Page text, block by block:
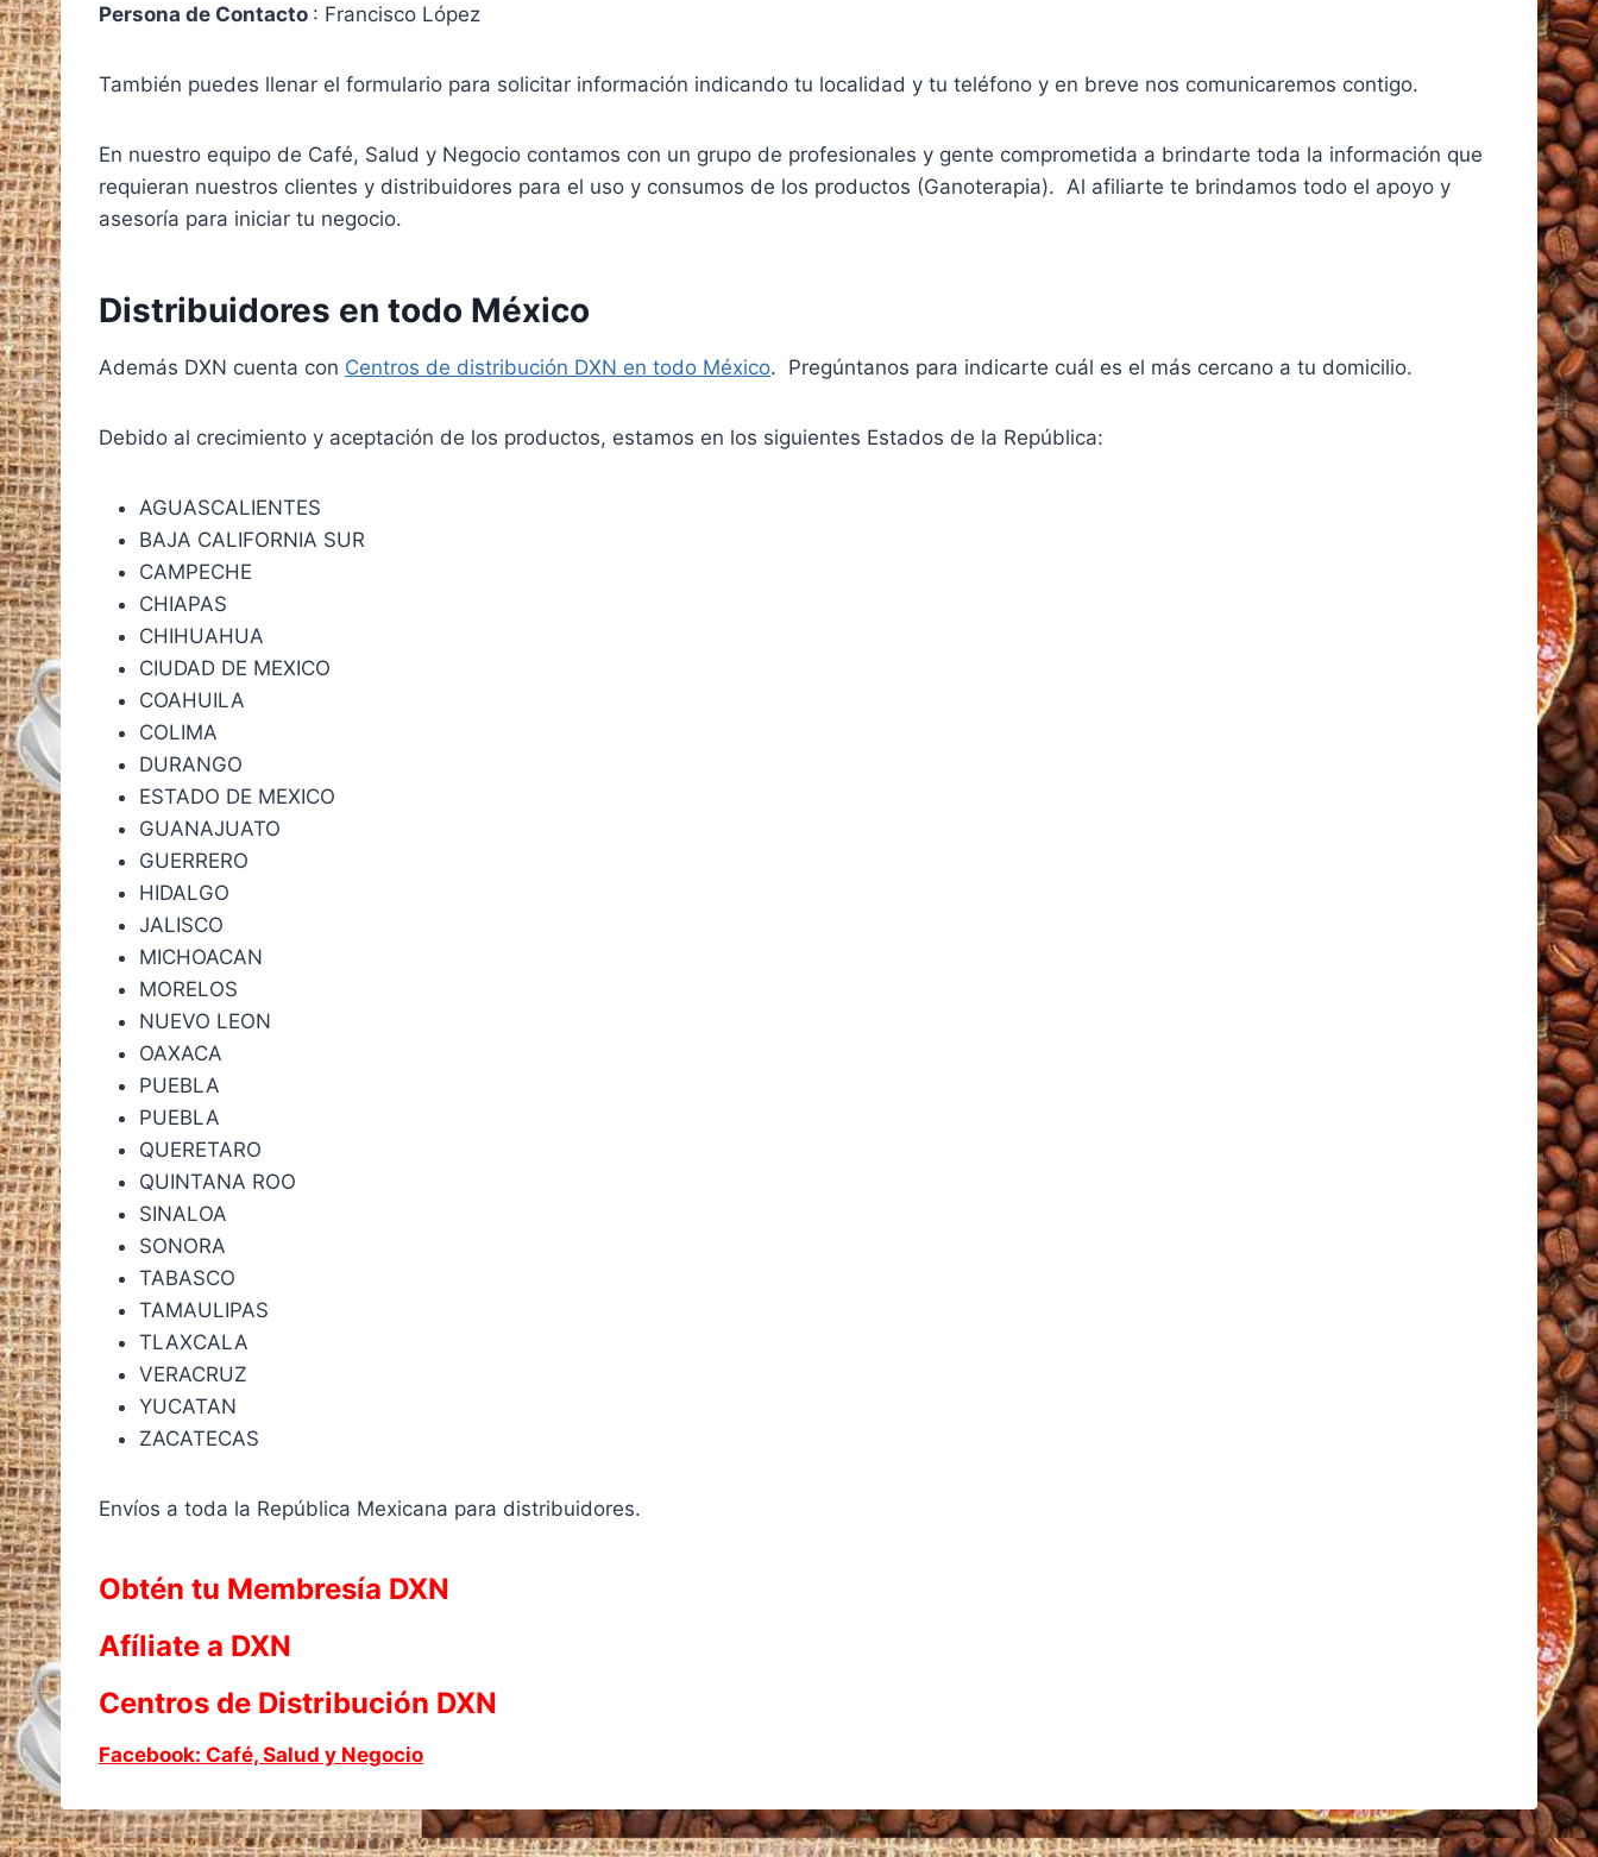
Persona de Contacto : Francisco López
También puedes llenar el formulario para solicitar información indicando tu localidad y tu teléfono y en breve nos comunicaremos contigo.
En nuestro equipo de Café, Salud y Negocio contamos con un grupo de profesionales y gente comprometida a brindarte toda la información que
requieran nuestros clientes y distribuidores para el uso y consumos de los productos (Ganoterapia). Al afiliarte te brindamos todo el apoyo y
asesoría para iniciar tu negocio.
Distribuidores en todo México
Además DXN cuenta con Centros de distribución DXN en todo México. Pregúntanos para indicarte cuál es el más cercano a tu domicilio.
Debido al crecimiento y aceptación de los productos, estamos en los siguientes Estados de la República:
AGUASCALIENTES
BAJA CALIFORNIA SUR
CAMPECHE
CHIAPAS
CHIHUAHUA
CIUDAD DE MEXICO
COAHUILA
COLIMA
DURANGO
ESTADO DE MEXICO
GUANAJUATO
GUERRERO
HIDALGO
JALISCO
MICHOACAN
MORELOS
NUEVO LEON
OAXACA
PUEBLA
PUEBLA
QUERETARO
QUINTANA ROO
SINALOA
SONORA
TABASCO
TAMAULIPAS
TLAXCALA
VERACRUZ
YUCATAN
ZACATECAS
Envíos a toda la República Mexicana para distribuidores.
Obtén tu Membresía DXN
Afíliate a DXN
Centros de Distribución DXN
Facebook: Café, Salud y Negocio